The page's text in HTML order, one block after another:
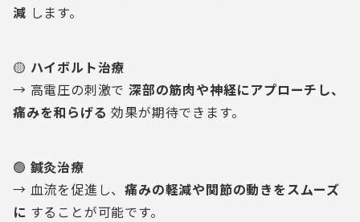
減 します。
🟡 ハイボルト治療
→ 高電圧の刺激で深部の筋肉や神経にアプローチし、
痛みを和らげる 効果が期待できます。
🟢 鍼灸治療
→ 血流を促進し、痛みの軽減や関節の動きをスムーズ
に することが可能です。